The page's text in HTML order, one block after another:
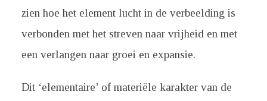
zien hoe het element lucht in de verbeelding is
verbonden met het streven naar vrijheid en met
een verlangen naar groei en expansie.
Dit ‘elementaire’ of materiële karakter van de